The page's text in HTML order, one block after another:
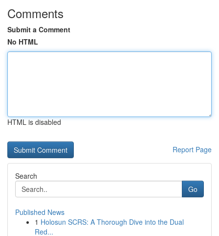
Comments
Submit a Comment
No HTML
HTML is disabled
Report Page
Search
Go
Published News
1 Holosun SCRS: A Thorough Dive into the Dual
Red...